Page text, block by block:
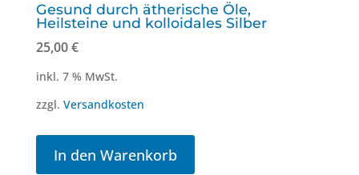
Gesund durch ätherische Öle,
Heilsteine und kolloidales Silber
25,00€
inkl. 7 % MwSt.
zzgl. Versandkosten
In den Warenkorb